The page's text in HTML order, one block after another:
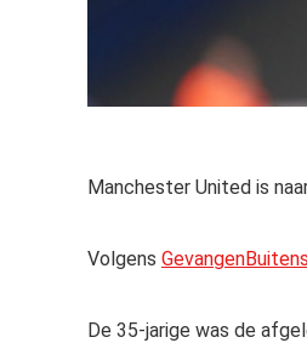
Manchester United is
Volgens
De 35-jarige was de